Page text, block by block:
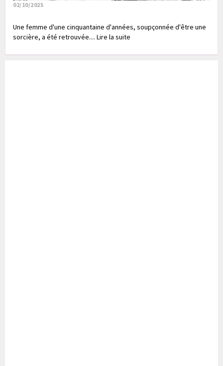
02/10/2025
Une femme d'une cinquantaine d'années, soupçonnée d'être une
sorcière, a été retrouvée.... Lire la suite